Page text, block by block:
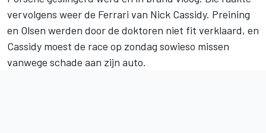
vervolgens weer de Ferrari van Nick Cassidy. Preining
en Olsen werden door de doktoren niet fit verklaard, en
Cassidy moest de race op zondag sowieso missen
vanwege schade aan zijn auto.